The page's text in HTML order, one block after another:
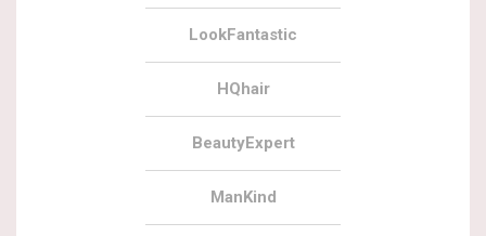
LookFantastic
HQhair
BeautyExpert
ManKind